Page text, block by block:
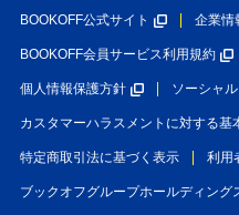
BOOKOFF公式サイト 企業情
BOOKOFF会員サービス利用規約
個人情報保護方針 ソーシャ
カスタマーハラスメントに対する基
特定商取引法に基づく表示 利用
ブックオフグループホールディング